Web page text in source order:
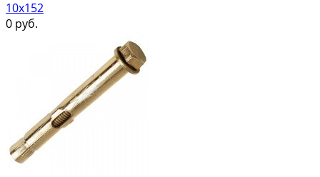
10х152
0 руб.